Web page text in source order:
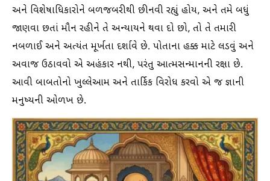
અને વિશેષાધિકારોને બળજબરીથી છીનવી રહ્યું હોય, અને તમે બધું
જાણવા છતાં મૌન રહીને તે અન્યાયને થવા દો છો, તો તે તમારી
નબળાઈ અને અત્યંત મૂર્ખતા દર્શાવે છે. પોતાના હક્ક માટે લડવું અને
અવાજ ઉઠાવવો એ અહંકાર નથી, પરંતુ આત્મસન્માનની રક્ષા છે.
આવી બાબતોનો ખુલ્લેઆમ અને તાર્કિક વિરોધ કરવો એ જ જ્ઞાની
મનુષ્યની ઓળખ છે.